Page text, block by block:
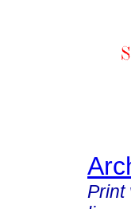
Print